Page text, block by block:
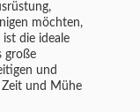
möchten,
die ideale
große
und
Zeit und Mühe